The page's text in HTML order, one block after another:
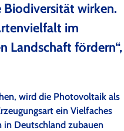
wirken.
im
Landschaft fördern“,
wird die Photovoltaik als
ein Vielfaches
Deutschland zubauen